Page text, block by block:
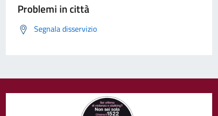
Problemi in città
Segnala disservizio